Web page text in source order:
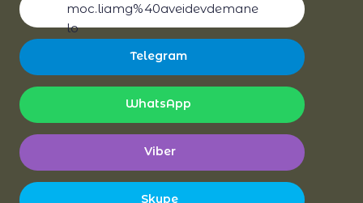
moc.liamg%40aveidevdemane
lo
Telegram
WhatsApp
Viber
Skype